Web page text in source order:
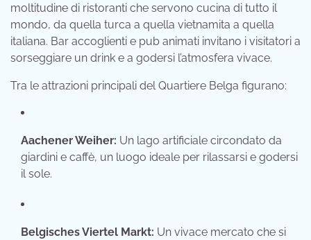
moltitudine di ristoranti che servono cucina di tutto il
mondo, da quella turca a quella vietnamita a quella
italiana. Bar accoglienti e pub animati invitano i visitatori a
sorseggiare un drink e a godersi l’atmosfera vivace.
Tra le attrazioni principali del Quartiere Belga figurano:
Aachener Weiher: Un lago artificiale circondato da
giardini e caffè, un luogo ideale per rilassarsi e godersi
il sole.
Belgisches Viertel Markt: Un vivace mercato che si